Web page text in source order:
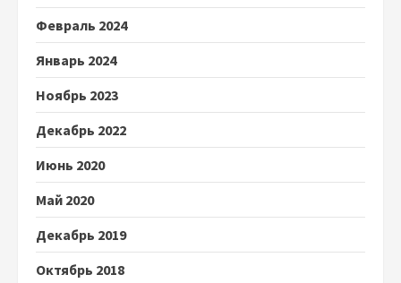
Февраль 2024
Январь 2024
Ноябрь 2023
Декабрь 2022
Июнь 2020
Май 2020
Декабрь 2019
Октябрь 2018